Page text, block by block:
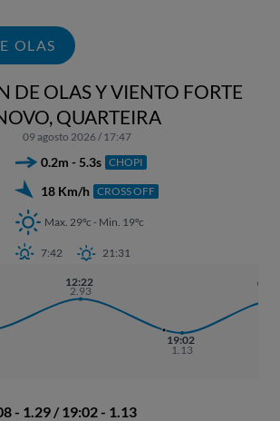
OLAS
DE OLAS Y VIENTO FORTE
QUARTEIRA
09 agosto 2026 / 17:47
0.2m - 5.3s CHOPI
18 Km/h CROSS OFF
Max. 29ºc - Min. 19ºc
7:42 21:31
12:22
2.93
19:02
1.13
- 1.29 / 19:02 - 1.13